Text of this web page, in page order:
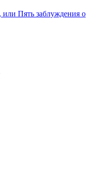
или Пять заблуждения о